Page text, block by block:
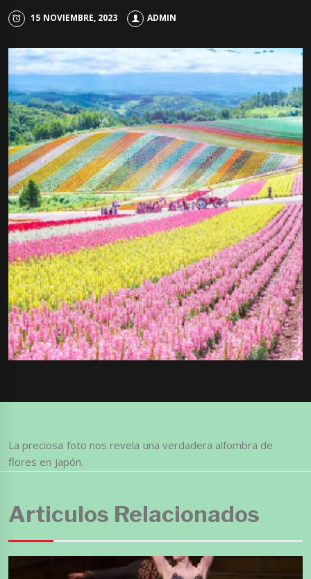
15 NOVIEMBRE, 2023 ADMIN
La preciosa foto nos revela una verdadera alfombra de
flores en Japón.
Articulos Relacionados